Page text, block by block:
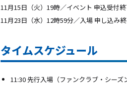
11月15日（火）19時／イベント 申込受付
11月23日（水）12時59分／入場 申し込み
タイムスケジュール
11:30 先行入場（ファンクラブ・シー